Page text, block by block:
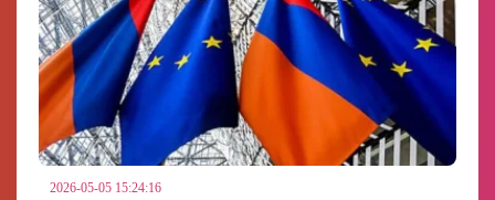
2026-05-05 15:24:16